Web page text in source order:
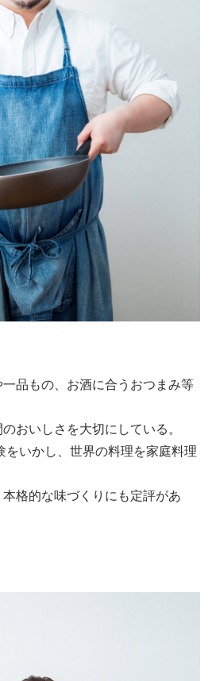
品もの、お酒に合うおつまみ等
おいしさを大切にしている。
いかし、世界の料理を家庭料理
格的な味づくりにも定評があ